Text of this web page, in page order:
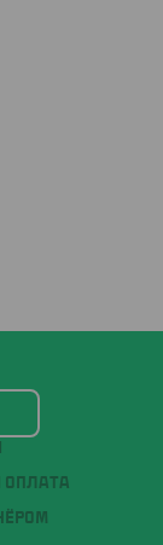
ОПЛАТА